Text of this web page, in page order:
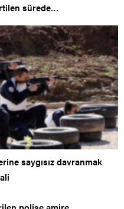
sürede
saygısız davranmak